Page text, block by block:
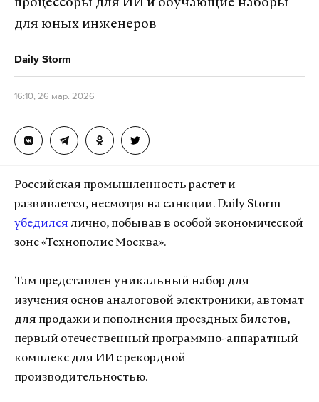
процессоры для ИИ и обучающие наборы
для юных инженеров
Daily Storm
16:10, 26 мар. 2026
Российская промышленность растет и
развивается, несмотря на санкции. Daily Storm
убедился лично, побывав в особой экономической
зоне «Технополис Москва».
Там представлен уникальный набор для
изучения основ аналоговой электроники, автомат
для продажи и пополнения проездных билетов,
первый отечественный программно-аппаратный
комплекс для ИИ с рекордной
производительностью.